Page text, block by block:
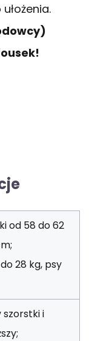
od 58 do 62
28 kg, psy
szorstki i